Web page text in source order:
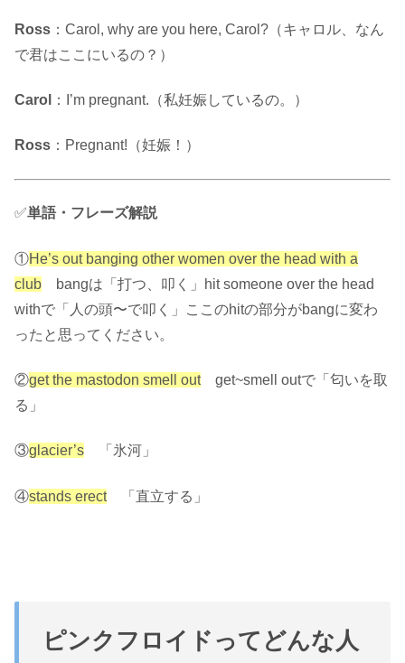
Ross ：Carol, why are you here, Carol?（キャロル、なん
で君はここにいるの？）
Carol ：I’m pregnant.（私妊娠しているの。）
Ross ：Pregnant!（妊娠！）
✅単語・フレーズ解説
①He’s out banging other women over the head with a
club bangは「打つ、叩く」hit someone over the head
withで「人の頭〜で叩く」ここのhitの部分がbangに変わ
ったと思ってください。
②get the mastodon smell out get~smell outで「匂いを取
る」
③glacier’s 「氷河」
④stands erect 「直立する」
ピンクフロイドってどんな人